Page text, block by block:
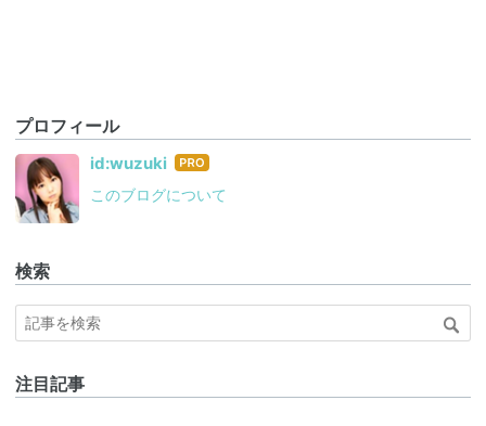
プロフィール
id:wuzuki はて
ログ
このブログについて
検索
注目記事